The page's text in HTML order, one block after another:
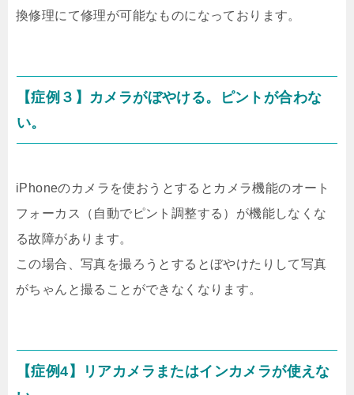
換修理にて修理が可能なものになっております。
【症例３】カメラがぼやける。ピントが合わな
い。
iPhoneのカメラを使おうとするとカメラ機能のオート
フォーカス（自動でピント調整する）が機能しなくな
る故障があります。
この場合、写真を撮ろうとするとぼやけたりして写真
がちゃんと撮ることができなくなります。
【症例4】リアカメラまたはインカメラが使えな